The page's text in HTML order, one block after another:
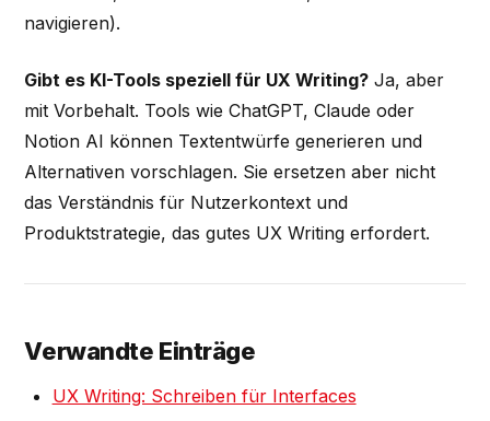
navigieren).
Gibt es KI-Tools speziell für UX Writing? Ja, aber
mit Vorbehalt. Tools wie ChatGPT, Claude oder
Notion AI können Textentwürfe generieren und
Alternativen vorschlagen. Sie ersetzen aber nicht
das Verständnis für Nutzerkontext und
Produktstrategie, das gutes UX Writing erfordert.
Verwandte Einträge
UX Writing: Schreiben für Interfaces